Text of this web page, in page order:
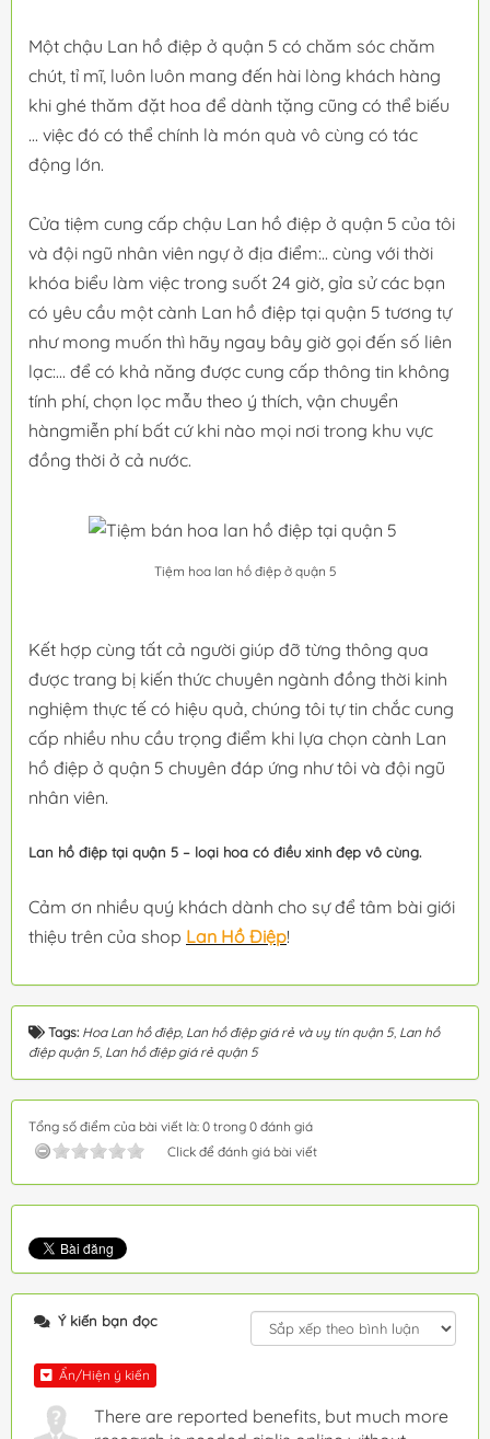
Một chậu Lan hồ điệp ở quận 5 có chăm sóc chăm
chút, tỉ mĩ, luôn luôn mang đến hài lòng khách hàng
khi ghé thăm đặt hoa để dành tặng cũng có thể biếu
... việc đó có thể chính là món quà vô cùng có tác
động lớn.
Cửa tiệm cung cấp chậu Lan hồ điệp ở quận 5 của tôi
và đội ngũ nhân viên ngự ở địa điểm:.. cùng với thời
khóa biểu làm việc trong suốt 24 giờ, gỉa sử các bạn
có yêu cầu một cành Lan hồ điệp tại quận 5 tương tự
như mong muốn thì hãy ngay bây giờ gọi đến số liên
lạc:... để có khả năng được cung cấp thông tin không
tính phí, chọn lọc mẫu theo ý thích, vận chuyển
hàngmiễn phí bất cứ khi nào mọi nơi trong khu vực
đồng thời ở cả nước.
Tiệm hoa lan hồ điệp ở quận 5
Kết hợp cùng tất cả người giúp đỡ từng thông qua
được trang bị kiến thức chuyên ngành đồng thời kinh
nghiệm thực tế có hiệu quả, chúng tôi tự tin chắc cung
cấp nhiều nhu cầu trọng điểm khi lựa chọn cành Lan
hồ điệp ở quận 5 chuyên đáp ứng như tôi và đội ngũ
nhân viên.
Lan hồ điệp tại quận 5 – loại hoa có điều xinh đẹp vô cùng.
Cảm ơn nhiều quý khách dành cho sự để tâm bài giới
thiệu trên của shop Lan Hồ Điệp!
Tags: Hoa Lan hồ điệp, Lan hồ điệp giá rẻ và uy tín quận 5, Lan hồ
điệp quận 5, Lan hồ điệp giá rẻ quận 5
Tổng số điểm của bài viết là: 0 trong 0 đánh giá
Click để đánh giá bài viết
Ý kiến bạn đọc
Ẩn/Hiện ý kiến
There are reported benefits, but much more